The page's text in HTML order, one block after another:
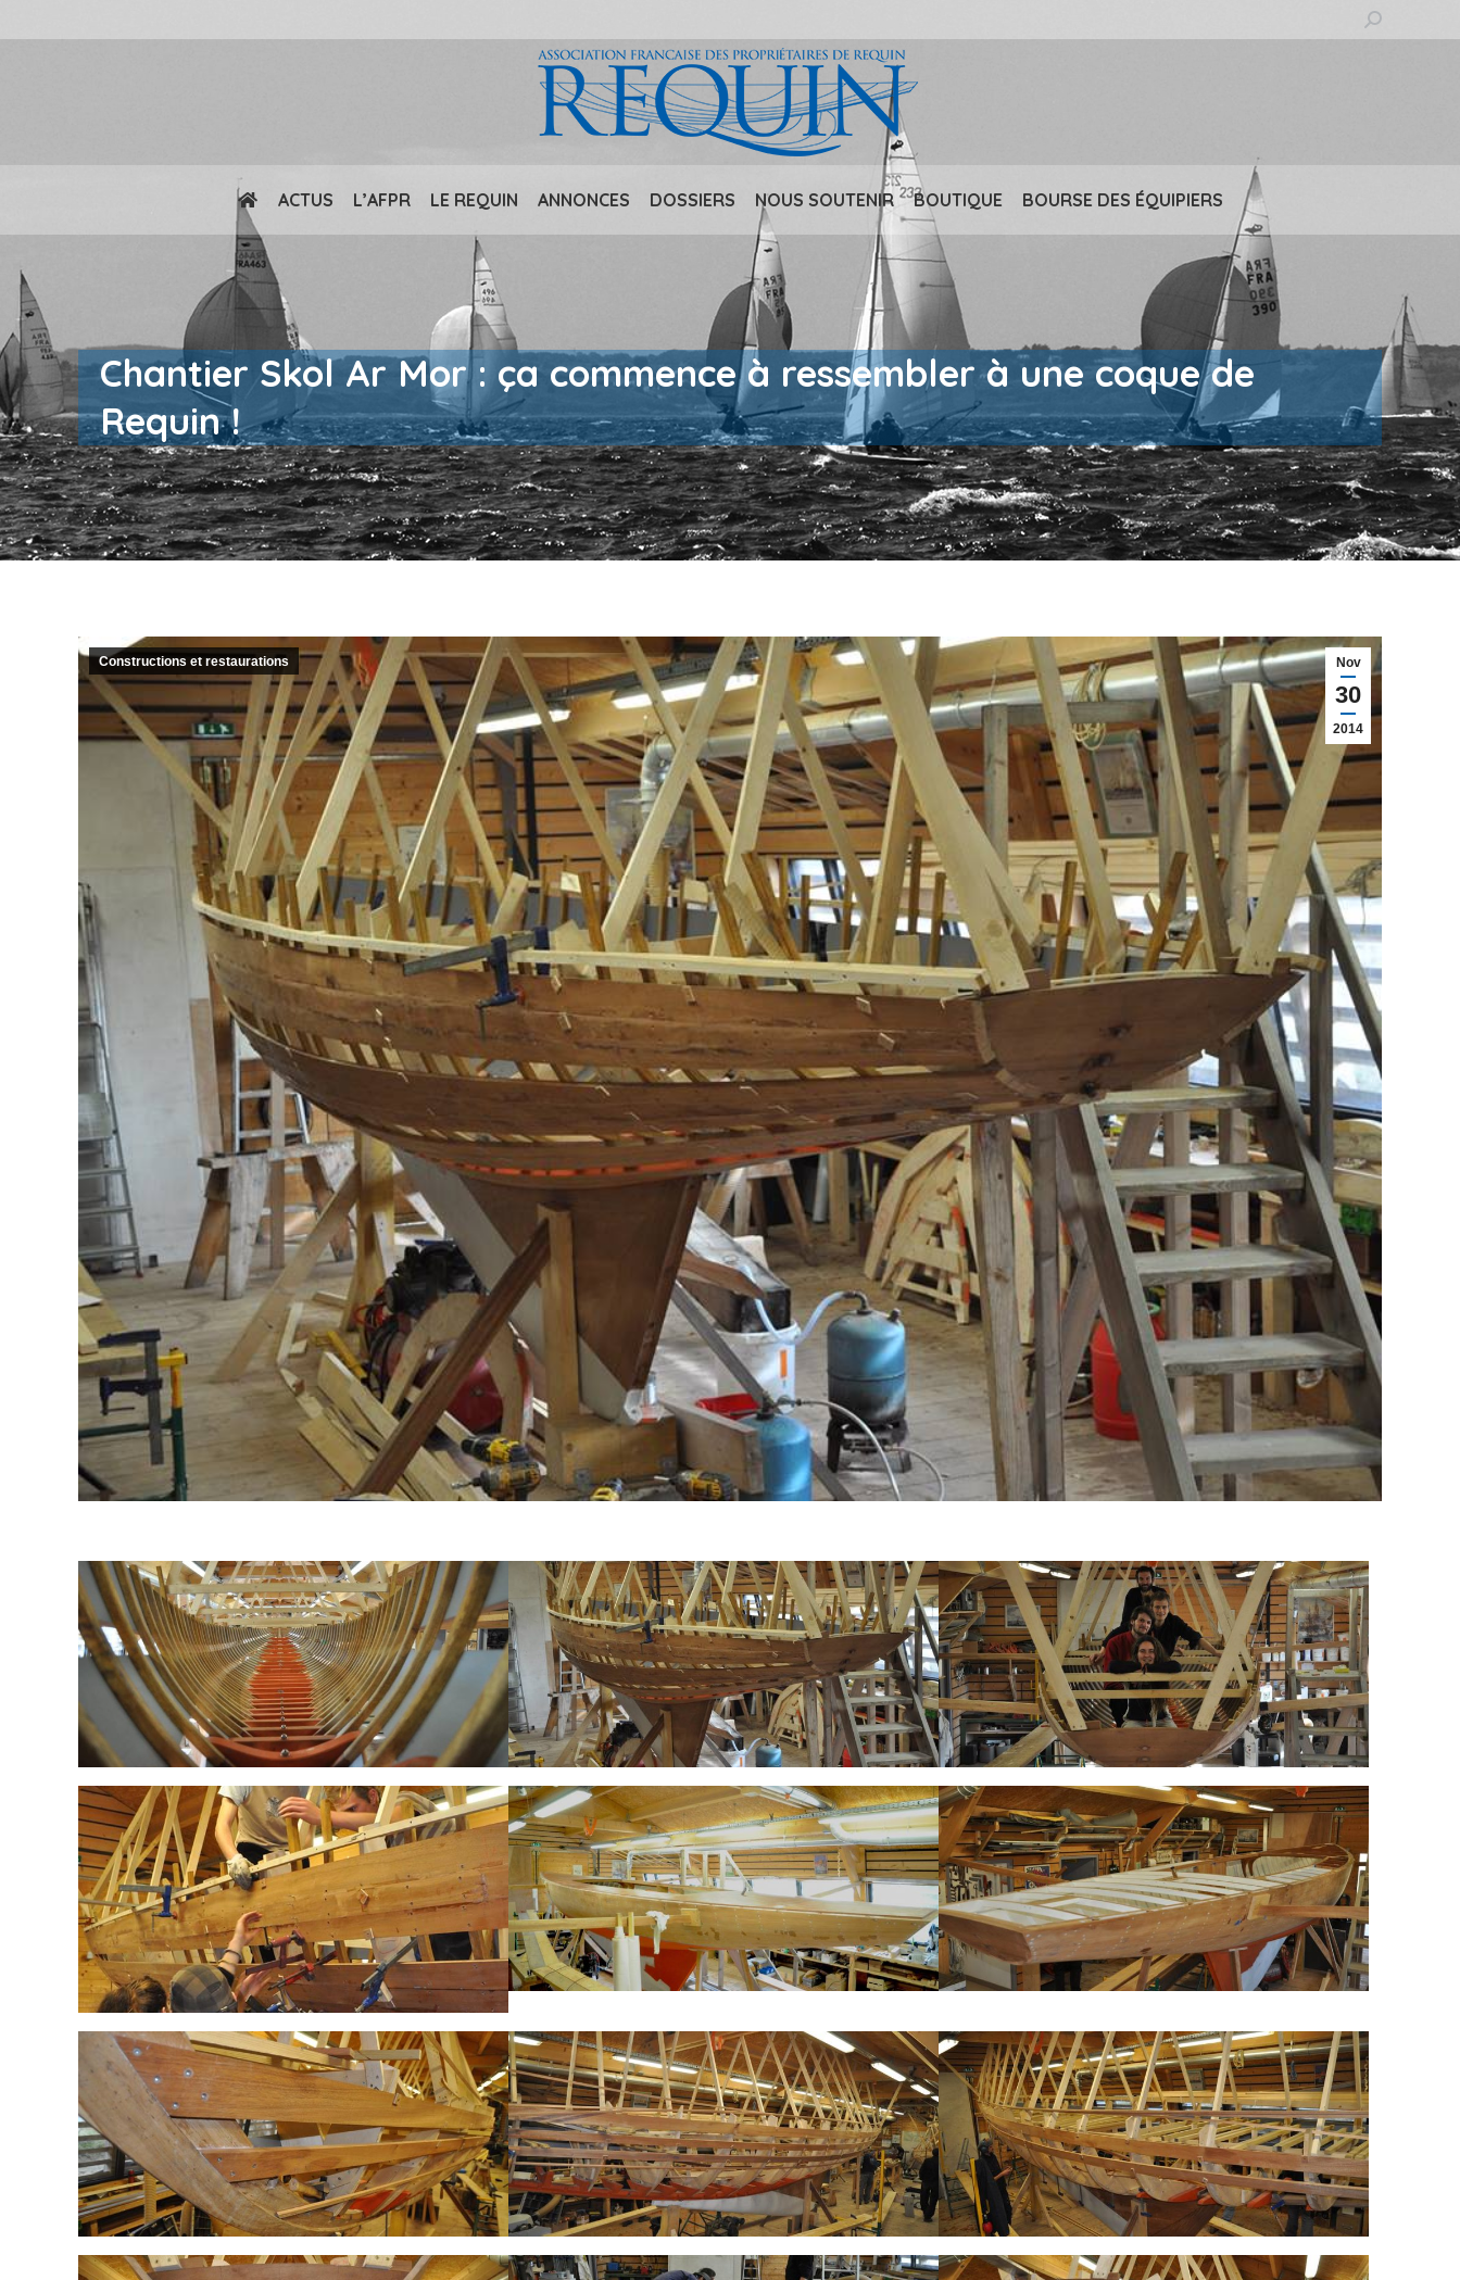
Recherche
:
ACTUS L’AFPR LE REQUIN ANNONCES DOSSIERS NOUS SOUTENIR BOUTIQUE BOURSE DES ÉQUIPIERS
Chantier Skol Ar Mor : ça commence à ressembler à une coque de
Requin !
Nov
30
2014
Constructions et restaurations